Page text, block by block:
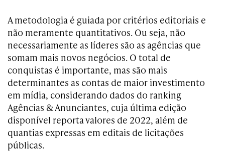
A metodologia é guiada por critérios editoriais e
não meramente quantitativos. Ou seja, não
necessariamente as líderes são as agências que
somam mais novos negócios. O total de
conquistas é importante, mas são mais
determinantes as contas de maior investimento
em mídia, considerando dados do ranking
Agências & Anunciantes, cuja última edição
disponível reporta valores de 2022, além de
quantias expressas em editais de licitações
públicas.